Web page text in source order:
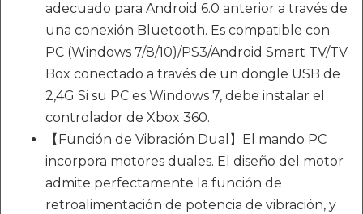
adecuado para Android 6.0 anterior a través de
una conexión Bluetooth. Es compatible con
PC (Windows 7/8/10)/PS3/Android Smart TV/TV
Box conectado a través de un dongle USB de
2,4G Si su PC es Windows 7, debe instalar el
controlador de Xbox 360.
【Función de Vibración Dual】El mando PC
incorpora motores duales. El diseño del motor
admite perfectamente la función de
retroalimentación de potencia de vibración, y